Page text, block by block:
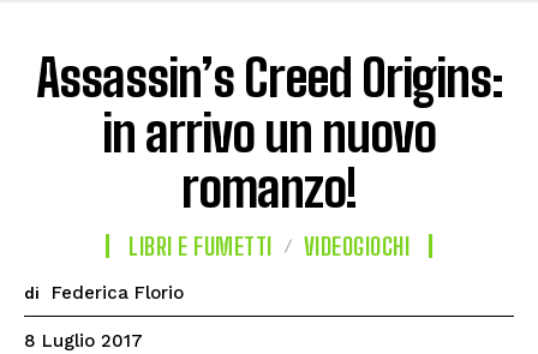
Assassin’s Creed Origins:
in arrivo un nuovo
romanzo!
LIBRI E FUMETTI VIDEOGIOCHI
di Federica Florio
8 Luglio 2017